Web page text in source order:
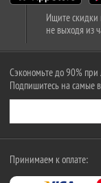
Ищите скидки
не выходя из
Сэкономьте до 90%
Подпишитесь на самые
Принимаем к оплате: